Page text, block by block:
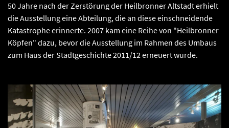
50 Jahre nach der Zerstörung der Heilbronner Altstadt erhielt
die Ausstellung eine Abteilung, die an diese einschneidende
Katastrophe erinnerte. 2007 kam eine Reihe von "Heilbronner
Köpfen" dazu, bevor die Ausstellung im Rahmen des Umbaus
zum Haus der Stadtgeschichte 2011/12 erneuert wurde.